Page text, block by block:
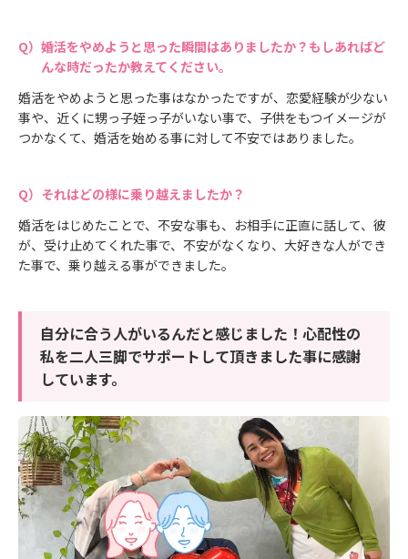
婚活をやめようと思った瞬間はありましたか？もしあればど
んな時だったか教えてください。
婚活をやめようと思った事はなかったですが、恋愛経験が少ない
事や、近くに甥っ子姪っ子がいない事で、子供をもつイメージが
つかなくて、婚活を始める事に対して不安ではありました。
それはどの様に乗り越えましたか？
婚活をはじめたことで、不安な事も、お相手に正直に話して、彼
が、受け止めてくれた事で、不安がなくなり、大好きな人ができ
た事で、乗り越える事ができました。
自分に合う人がいるんだと感じました！心配性の
私を二人三脚でサポートして頂きました事に感謝
しています。